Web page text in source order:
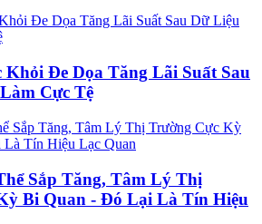
Khỏi Đe Dọa Tăng Lãi Suất Sau
Cực Tệ
Sắp Tăng, Tâm Lý Thị
Bi Quan - Đó Lại Là Tín Hiệu